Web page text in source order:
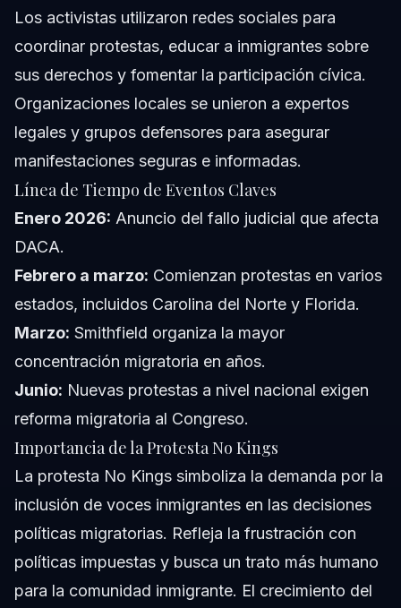
Los activistas utilizaron redes sociales para
coordinar protestas, educar a inmigrantes sobre
sus derechos y fomentar la participación cívica.
Organizaciones locales se unieron a expertos
legales y grupos defensores para asegurar
manifestaciones seguras e informadas.
Línea de Tiempo de Eventos Claves
Enero 2026: Anuncio del fallo judicial que afecta
DACA.
Febrero a marzo: Comienzan protestas en varios
estados, incluidos Carolina del Norte y Florida.
Marzo: Smithfield organiza la mayor
concentración migratoria en años.
Junio: Nuevas protestas a nivel nacional exigen
reforma migratoria al Congreso.
Importancia de la Protesta No Kings
La protesta No Kings simboliza la demanda por la
inclusión de voces inmigrantes en las decisiones
políticas migratorias. Refleja la frustración con
políticas impuestas y busca un trato más humano
para la comunidad inmigrante. El crecimiento del